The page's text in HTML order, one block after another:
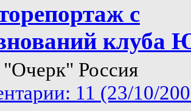
с
клуба
"Очерк" Россия
11 (23/10/